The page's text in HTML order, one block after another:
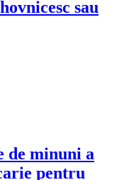
sau
de minuni a
pentru